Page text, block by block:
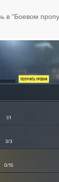
в “Боевом